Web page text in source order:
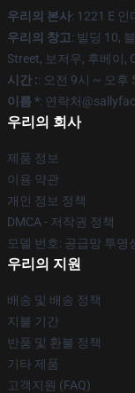
우리의 본사: 1221 E 인
우리의 창고: 빌딩 10,
Street, 보저우, 후베이,
시간 :: 오전 9시 ~ 오후
이름 *: 연락처
우리의 회사
제품 정보
이용 약관
개인 정보 정책
DMCA - 저작권 정책
모델 번호: 공급망 투명
우리의 지원
배송 및 배송 정책
지불 기간
반품 및 환불 정책
기타 제품
고객지원 (FAQ)